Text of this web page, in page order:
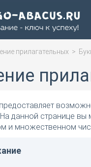
прилагательных >
данной странице
и множественном